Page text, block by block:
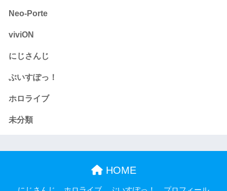
Neo-Porte
viviON
にじさんじ
ぶいすぽっ！
ホロライブ
未分類
HOME